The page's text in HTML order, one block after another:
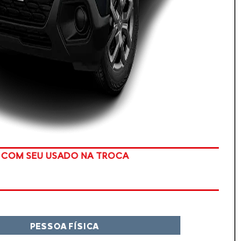
COM SEU USADO NA TROCA
PESSOA FÍSICA